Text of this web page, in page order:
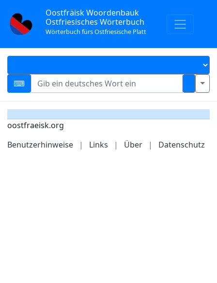
Oostfräisk Woordenbauk
Ostfriesisches Wörterbuch
Wörterbuch fürs Ostfriesische Platt
oostfraeisk.org
Benutzerhinweise
| Links | Über | Datenschutz